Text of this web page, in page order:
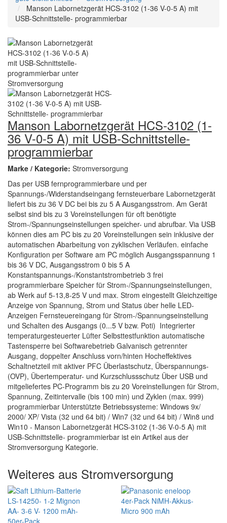
Manson Labornetzgerät HCS-3102 (1-36 V-0-5 A) mit
USB-Schnittstelle- programmierbar
Manson Labornetzgerät HCS-3102 (1-
36 V-0-5 A) mit USB-Schnittstelle-
programmierbar
Marke / Kategorie: Stromversorgung
Das per USB fernprogrammierbare und per
Spannungs-/Widerstandseingang fernsteuerbare Labornetzgerät
liefert bis zu 36 V DC bei bis zu 5 A Ausgangsstrom. Am Gerät
selbst sind bis zu 3 Voreinstellungen für oft benötigte
Strom-/Spannungseinstellungen speicher- und abrufbar. Via USB
können dies am PC bis zu 20 Voreinstellungen sein inklusive der
automatischen Abarbeitung von zyklischen Verläufen. einfache
Konfiguration per Software am PC möglich Ausgangsspannung 1
bis 36 V DC, Ausgangsstrom 0 bis 5 A
Konstantspannungs-/Konstantstrombetrieb 3 frei
programmierbare Speicher für Strom-/Spannungseinstellungen,
ab Werk auf 5-13,8-25 V und max. Strom eingestellt Gleichzeitige
Anzeige von Spannung, Strom und Status über helle LED-
Anzeigen Fernsteuereingang für Strom-/Spannungseinstellung
und Schalten des Ausgangs (0...5 V bzw. Poti) Integrierter
temperaturgesteuerter Lüfter Selbsttestfunktion automatische
Tastensperre bei Softwarebetrieb Galvanisch getrennter
Ausgang, doppelter Anschluss vorn/hinten Hocheffektives
Schaltnetzteil mit aktiver PFC Überlastschutz, Überspannungs-
(OVP), Übertemperatur- und Kurzschlussschutz Über USB und
mitgeliefertes PC-Programm bis zu 20 Voreinstellungen für Strom,
Spannung, Zeitintervalle (bis 100 min) und Zyklen (max. 999)
programmierbar Unterstützte Betriebssysteme: Windows 9x/
2000/ XP/ Vista (32 und 64 bit) / Win7 (32 und 64 bit) / Win8 und
Win10 - Manson Labornetzgerät HCS-3102 (1-36 V-0-5 A) mit
USB-Schnittstelle- programmierbar ist ein Artikel aus der
Stromversorgung Kategorie.
Weiteres aus Stromversorgung